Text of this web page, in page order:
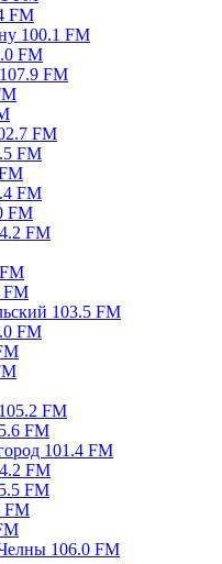
FM
100.1 FM
FM
FM
FM
FM
FM
FM
FM
FM
103.5 FM
FM
FM
FM
101.4 FM
FM
FM
FM
106.0 FM